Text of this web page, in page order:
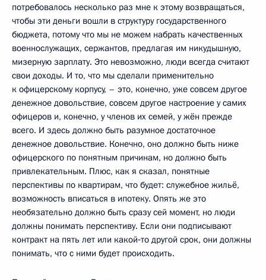
потребовалось несколько раз мне к этому возвращаться,
чтобы эти деньги вошли в структуру государственного
бюджета, потому что мы не можем набрать качественных
военнослужащих, сержантов, предлагая им никудышную,
мизерную зарплату. Это невозможно, люди всегда считают
свои доходы. И то, что мы сделали применительно
к офицерскому корпусу, – это, конечно, уже совсем другое
денежное довольствие, совсем другое настроение у самих
офицеров и, конечно, у членов их семей, у жён прежде
всего. И здесь должно быть разумное достаточное
денежное довольствие. Конечно, оно должно быть ниже
офицерского по понятным причинам, но должно быть
привлекательным. Плюс, как я сказал, понятные
перспективы по квартирам, что будет: служебное жильё,
возможность вписаться в ипотеку. Опять же это
необязательно должно быть сразу сей момент, но люди
должны понимать перспективу. Если они подписывают
контракт на пять лет или какой‑то другой срок, они должны
понимать, что с ними будет происходить.